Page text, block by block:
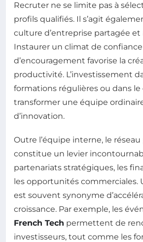
Recruter ne se limite pas à
profils qualifiés. Il s’agit
culture d’entreprise partagée
Instaurer un climat de
d’encouragement favorise la
productivité. L’investissement
formations régulières ou dans
transformer une équipe
d’innovation.
Outre l’équipe interne, le
constitue un levier
partenariats stratégiques, les
les opportunités commerciales.
est souvent synonyme
croissance. Par exemple, les
French Tech permettent de
investisseurs, tout comme les